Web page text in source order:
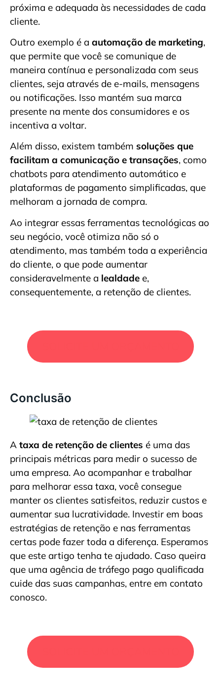
próxima e adequada às necessidades de cada
cliente.
Outro exemplo é a automação de marketing,
que permite que você se comunique de
maneira contínua e personalizada com seus
clientes, seja através de e-mails, mensagens
ou notificações. Isso mantém sua marca
presente na mente dos consumidores e os
incentiva a voltar.
Além disso, existem também soluções que
facilitam a comunicação e transações, como
chatbots para atendimento automático e
plataformas de pagamento simplificadas, que
melhoram a jornada de compra.
Ao integrar essas ferramentas tecnológicas ao
seu negócio, você otimiza não só o
atendimento, mas também toda a experiência
do cliente, o que pode aumentar
consideravelmente a lealdade e,
consequentemente, a retenção de clientes.
Conclusão
A taxa de retenção de clientes é uma das
principais métricas para medir o sucesso de
uma empresa. Ao acompanhar e trabalhar
para melhorar essa taxa, você consegue
manter os clientes satisfeitos, reduzir custos e
aumentar sua lucratividade. Investir em boas
estratégias de retenção e nas ferramentas
certas pode fazer toda a diferença. Esperamos
que este artigo tenha te ajudado. Caso queira
que uma agência de tráfego pago qualificada
cuide das suas campanhas, entre em contato
conosco.